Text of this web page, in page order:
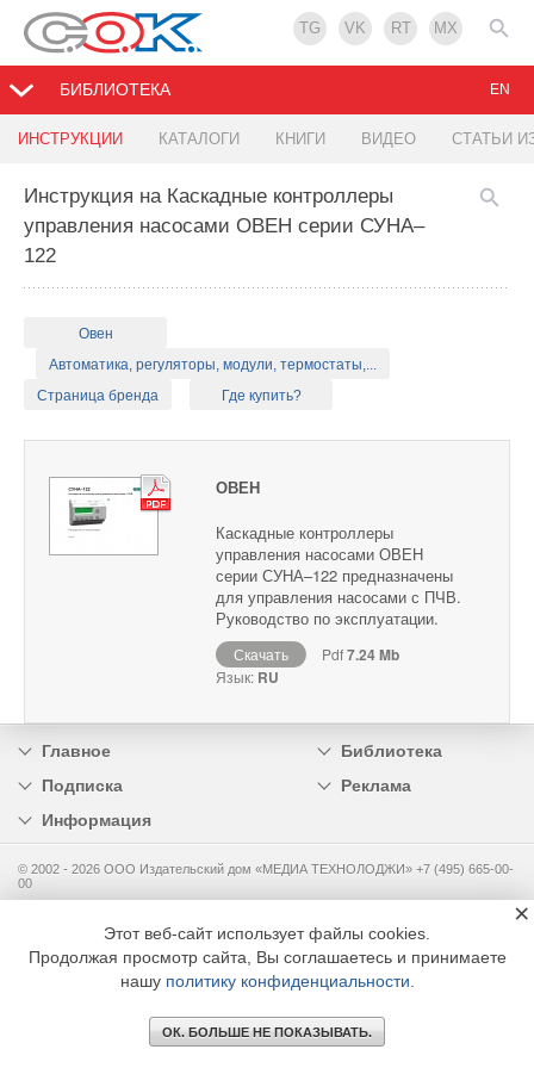
TG VK RT MX
БИБЛИОТЕКА
ИНСТРУКЦИИ КАТАЛОГИ КНИГИ ВИДЕО СТАТЬИ
EN
Инструкция на Каскадные контроллеры
управления насосами ОВЕН серии СУНА–
122
Овен
Автоматика, регуляторы, модули, термостаты,...
Страница бренда
Где купить?
ОВЕН
Каскадные контроллеры
управления насосами ОВЕН
серии СУНА–122 предназначены
для управления насосами с ПЧВ.
Руководство по эксплуатации.
Скачать Pdf7.24 Mb
Язык: RU
Главное
Библиотека
Подписка
Реклама
Информация
© 2002 - 2026 OOO Издательский дом «МЕДИА ТЕХНОЛОДЖИ» +7 (495) 665-00-
00
Этот веб-сайт использует файлы cookies.
Продолжая просмотр сайта, Вы соглашаетесь и принимаете
нашу политику конфиденциальности
ОК. БОЛЬШЕ НЕ ПОКАЗЫВАТЬ.
×